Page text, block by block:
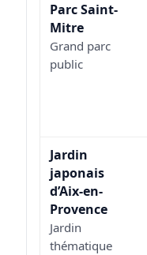
Parc Saint-
Mitre
Grand parc
public
Jardin
japonais
d’Aix-en-
Provence
Jardin
thématique